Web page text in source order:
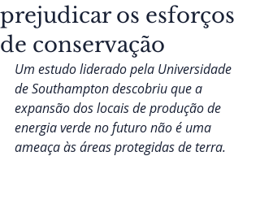
prejudicar os esforços
de conservação
Um estudo liderado pela Universidade
de Southampton descobriu que a
expansão dos locais de produção de
energia verde no futuro não é uma
ameaça às áreas protegidas de terra.